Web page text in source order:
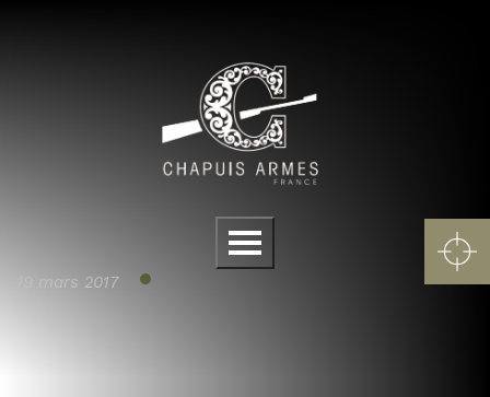
Menu
19 mars 2017